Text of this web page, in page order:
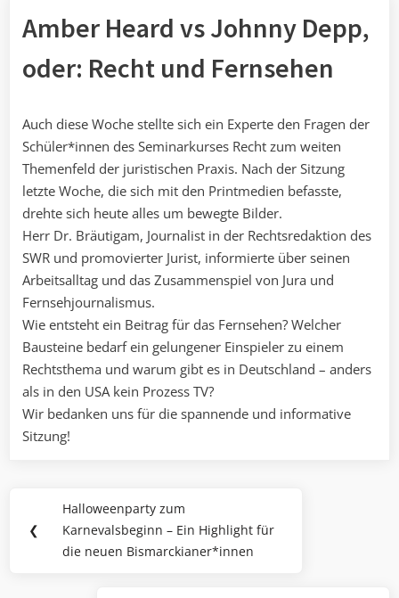
Amber Heard vs Johnny Depp,
oder: Recht und Fernsehen
Auch diese Woche stellte sich ein Experte den Fragen der
Schüler*innen des Seminarkurses Recht zum weiten
Themenfeld der juristischen Praxis. Nach der Sitzung
letzte Woche, die sich mit den Printmedien befasste,
drehte sich heute alles um bewegte Bilder.
Herr Dr. Bräutigam, Journalist in der Rechtsredaktion des
SWR und promovierter Jurist, informierte über seinen
Arbeitsalltag und das Zusammenspiel von Jura und
Fernsehjournalismus.
Wie entsteht ein Beitrag für das Fernsehen? Welcher
Bausteine bedarf ein gelungener Einspieler zu einem
Rechtsthema und warum gibt es in Deutschland – anders
als in den USA kein Prozess TV?
Wir bedanken uns für die spannende und informative
Sitzung!
Beitragsnavigation
❮
Previous
Post:
Halloweenparty zum
Karnevalsbeginn – Ein Highlight für
die neuen Bismarckianer*innen